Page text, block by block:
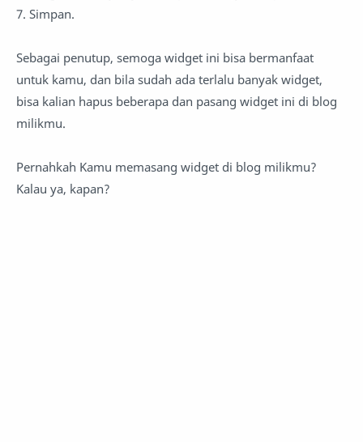
7. Simpan.
Sebagai penutup, semoga widget ini bisa bermanfaat
untuk kamu, dan bila sudah ada terlalu banyak widget,
bisa kalian hapus beberapa dan pasang widget ini di blog
milikmu.
Pernahkah Kamu memasang widget di blog milikmu?
Kalau ya, kapan?